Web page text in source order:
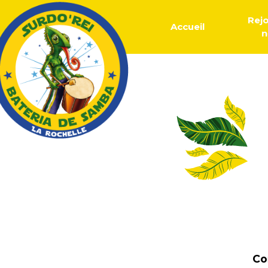
Accueil